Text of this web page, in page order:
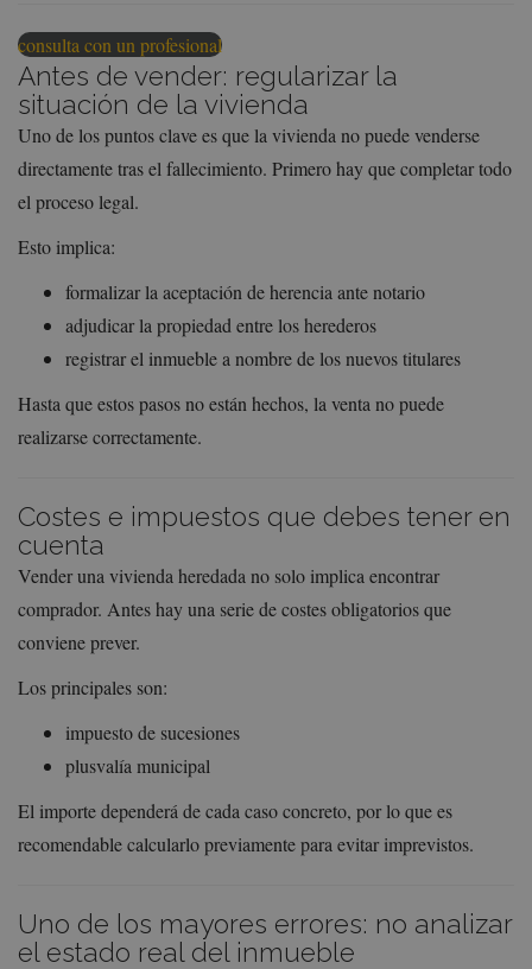
consulta con un profesional
Antes de vender: regularizar la
situación de la vivienda
Uno de los puntos clave es que la vivienda no puede venderse
directamente tras el fallecimiento. Primero hay que completar todo
el proceso legal.
Esto implica:
formalizar la aceptación de herencia ante notario
adjudicar la propiedad entre los herederos
registrar el inmueble a nombre de los nuevos titulares
Hasta que estos pasos no están hechos, la venta no puede
realizarse correctamente.
Costes e impuestos que debes tener en
cuenta
Vender una vivienda heredada no solo implica encontrar
comprador. Antes hay una serie de costes obligatorios que
conviene prever.
Los principales son:
impuesto de sucesiones
plusvalía municipal
El importe dependerá de cada caso concreto, por lo que es
recomendable calcularlo previamente para evitar imprevistos.
Uno de los mayores errores: no analizar
el estado real del inmueble